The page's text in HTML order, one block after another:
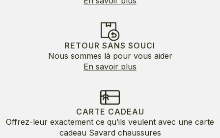
RETOUR SANS SOUCI
Nous sommes là pour vous aider
En savoir plus
CARTE CADEAU
Offrez-leur exactement ce qu’ils veulent avec une carte
cadeau Savard chaussures